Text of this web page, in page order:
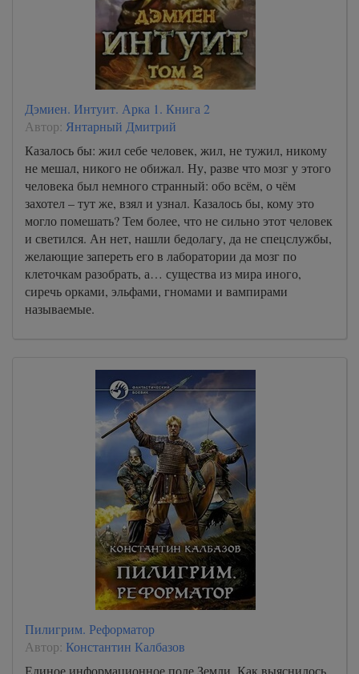
Дэмиен. Интуит. Арка 1. Книга 2
Автор: Янтарный Дмитрий
Казалось бы: жил себе человек, жил, не тужил, никому
не мешал, никого не обижал. Ну, разве что мозг у этого
человека был немного странный: обо всём, о чём
захотел – тут же, взял и узнал. Казалось бы, кому это
могло помешать? Тем более, что не сильно этот человек
и светился. Ан нет, нашли бедолагу, да не спецслужбы,
желающие запереть его в лаборатории да мозг по
клеточкам разобрать, а… существа из мира иного,
сиречь орками, эльфами, гномами и вампирами
называемые.
Пилигрим. Реформатор
Автор: Константин Калбазов
Единое информационное поле Земли. Как выяснилось,